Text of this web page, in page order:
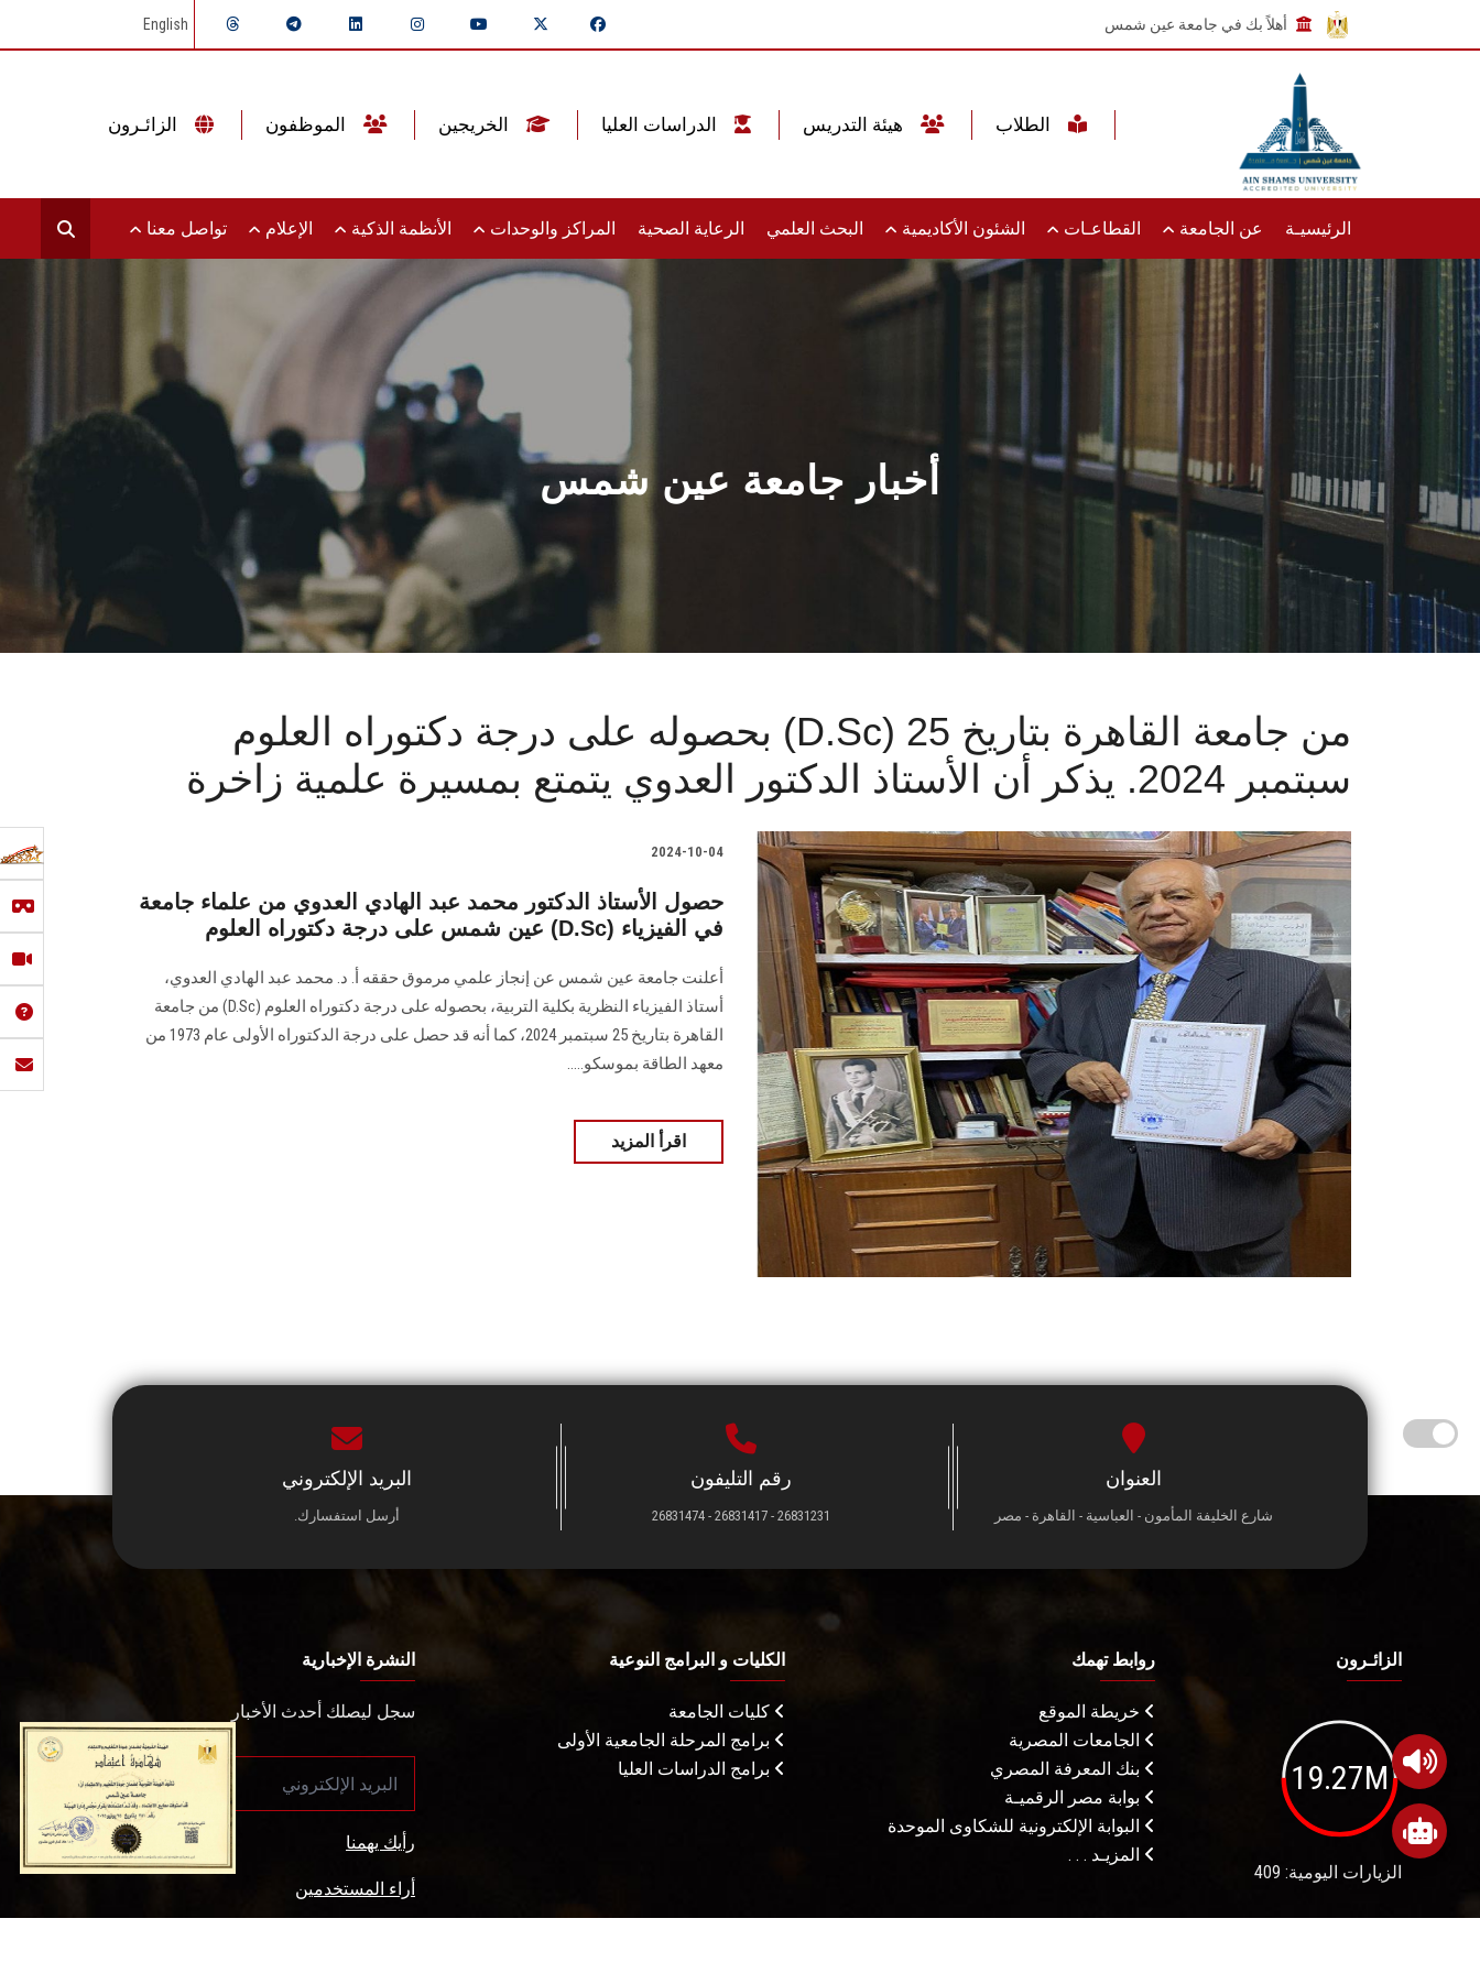
أهلاً بك في جامعة عين شمس English
الرئيسيـة عن الجامعة القطاعـات الشئون الأكاديمية البحث العلمي الرعاية الصحية المراكز والوحدات الأنظمة الذكية الإعلام تواصل معنا
أخبار جامعة عين شمس
بحصوله على درجة دكتوراه العلوم (D.Sc) من جامعة القاهرة بتاريخ 25
سبتمبر 2024. يذكر أن الأستاذ الدكتور العدوي يتمتع بمسيرة علمية زاخرة
2024-10-04
حصول الأستاذ الدكتور محمد عبد الهادي العدوي من علماء جامعة
عين شمس على درجة دكتوراه العلوم (D.Sc) في الفيزياء
أعلنت جامعة عين شمس عن إنجاز علمي مرموق حققه أ. د. محمد عبد الهادي العدوي،
أستاذ الفيزياء النظرية بكلية التربية، بحصوله على درجة دكتوراه العلوم (D.Sc) من جامعة
القاهرة بتاريخ 25 سبتمبر 2024، كما أنه قد حصل على درجة الدكتوراه الأولى عام 1973 من
معهد الطاقة بموسكو.....
اقرأ المزيد
العنوان
شارع الخليفة المأمون - العباسية - القاهرة - مصر
رقم التليفون
26831231 - 26831417 - 26831474
البريد الإلكتروني
أرسل استفسارك.
الزائـرون
19.27M
الزيارات اليومية: 409
روابط تهمك
خريطة الموقع
الجامعات المصرية
بنك المعرفة المصري
بوابة مصر الرقميـة
البوابة الإلكترونية للشكاوى الموحدة
المزيـد . . .
الكليات و البرامج النوعية
كليات الجامعة
برامج المرحلة الجامعية الأولى
برامج الدراسات العليا
النشرة الإخبارية
سجل ليصلك أحدث الأخبار
رأيك يهمنا
أراء المستخدمين